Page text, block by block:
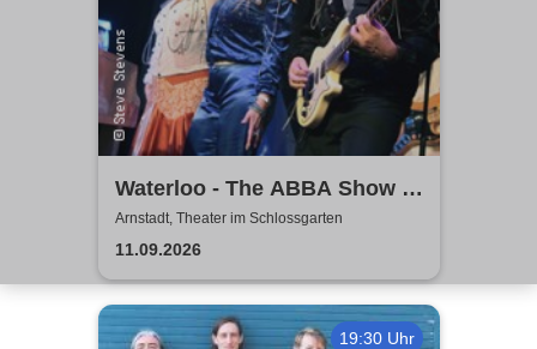
Waterloo - The ABBA Show -
A Tribute to ABBA with 4
Swedes
Arnstadt, Theater im Schlossgarten
11.09.2026
19:30 Uhr